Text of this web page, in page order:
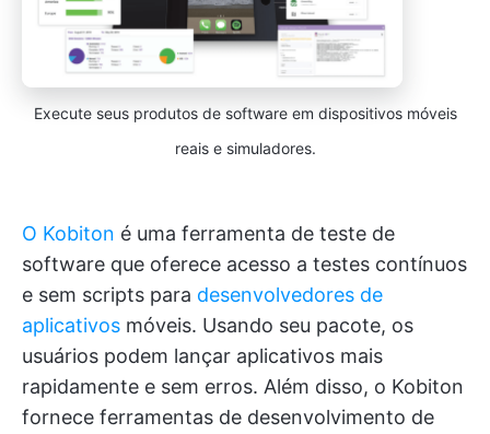
Execute seus produtos de software em dispositivos móveis
reais e simuladores.
O Kobiton é uma ferramenta de teste de
software que oferece acesso a testes contínuos
e sem scripts para desenvolvedores de
aplicativos móveis. Usando seu pacote, os
usuários podem lançar aplicativos mais
rapidamente e sem erros. Além disso, o Kobiton
fornece ferramentas de desenvolvimento de